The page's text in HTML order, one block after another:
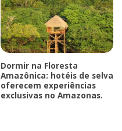
Dormir na Floresta
Amazônica: hotéis de selva
oferecem experiências
exclusivas no Amazonas.